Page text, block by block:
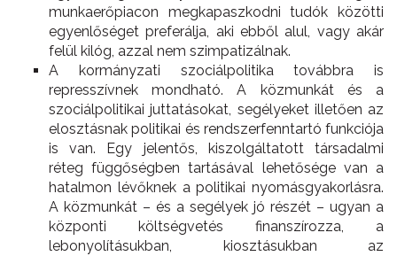
munkaerőpiacon megkapaszkodni tudók közötti
egyenlőséget preferálja, aki ebből alul, vagy akár
felül kilóg, azzal nem szimpatizálnak.
A kormányzati szociálpolitika továbbra is
represszívnek mondható. A közmunkát és a
szociálpolitikai juttatásokat, segélyeket illetően az
elosztásnak politikai és rendszerfenntartó funkciója
is van. Egy jelentős, kiszolgáltatott társadalmi
réteg függőségben tartásával lehetősége van a
hatalmon lévőknek a politikai nyomásgyakorlásra.
A közmunkát – és a segélyek jó részét – ugyan a
központi költségvetés finanszírozza, a
lebonyolításukban, kiosztásukban az